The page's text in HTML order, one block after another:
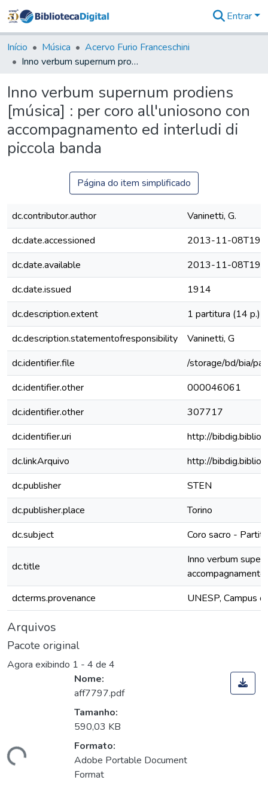
&
Coleções
Tudo na
Digital
Estatísticas
Entrar
Início Música
Acervo Furio Franceschini
Inno verbum supernum prodiens [música] : per coro all'uniosono con accompagnamento ed interludi di piccola banda
Inno verbum supernum prodiens
[música] : per coro all'uniosono con
accompagnamento ed interludi di
piccola banda
Página do item simplificado
dc.contributor.author
Vaninetti, G.
dc.date.accessioned
2013-11-
dc.date.available
2013-11-
dc.date.issued
1914
dc.description.extent
1 partitura (14 p.)
dc.description.statementofresponsibility
Vaninetti, G
dc.identifier.file
/storage/bd/bia/
dc.identifier.other
000046061
dc.identifier.other
307717
dc.identifier.uri
http://
dc.linkArquivo
http://
dc.publisher
STEN
dc.publisher.place
Torino
dc.subject
Coro sacro -
dc.title
Inno verbum
dcterms.provenance
UNESP, Campus
Arquivos
Pacote original
Agora exibindo 1 - 4 de 4
Nome:
aff7797.pdf
Tamanho:
590,03 KB
Formato:
Adobe Portable Document
Format